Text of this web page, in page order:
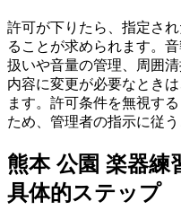
許可が下りたら、指定さ
ることが求められます。
扱いや音量の管理、周囲
内容に変更が必要なとき
ます。許可条件を無視す
ため、管理者の指示に従う
熊本 公園 楽器練
具体的ステップ